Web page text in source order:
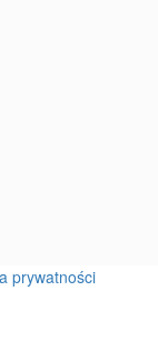
prywatności